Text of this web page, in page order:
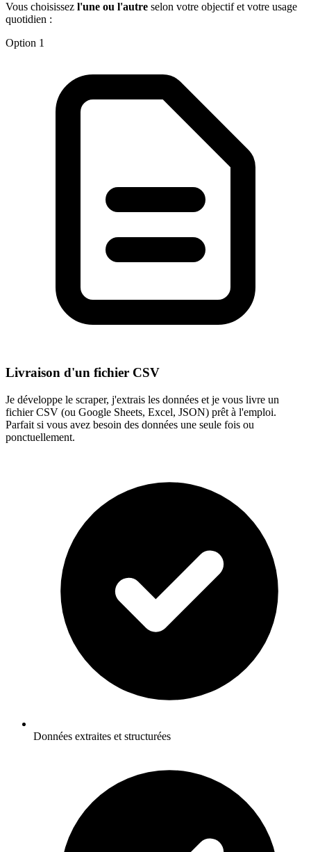
Vous choisissez l'une ou l'autre selon votre objectif et votre usage
quotidien :
Option 1
Livraison d'un fichier CSV
Je développe le scraper, j'extrais les données et je vous livre un
fichier CSV (ou Google Sheets, Excel, JSON) prêt à l'emploi.
Parfait si vous avez besoin des données une seule fois ou
ponctuellement.
Données extraites et structurées